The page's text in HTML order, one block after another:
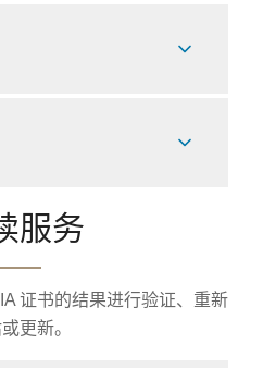
服务
证书的结果进行验证、重新
更新。